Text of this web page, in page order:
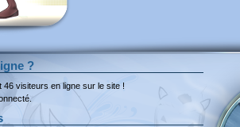
?
46 visiteurs en ligne sur le site !